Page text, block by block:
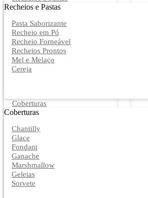
Recheios e Pastas
Pasta Saborizante
Recheio em Pó
Recheio Forneável
Recheios Prontos
Mel e Melaço
Cereja
Coberturas
Coberturas
Chantilly
Glace
Fondant
Ganache
Marshmallow
Geleias
Sorvete